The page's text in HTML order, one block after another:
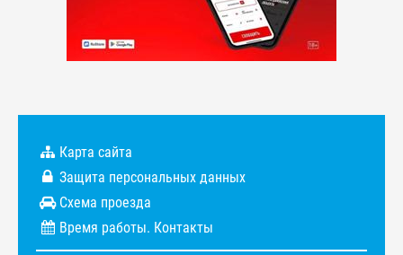
Карта сайта
Защита персональных данных
Схема проезда
Время работы. Контакты